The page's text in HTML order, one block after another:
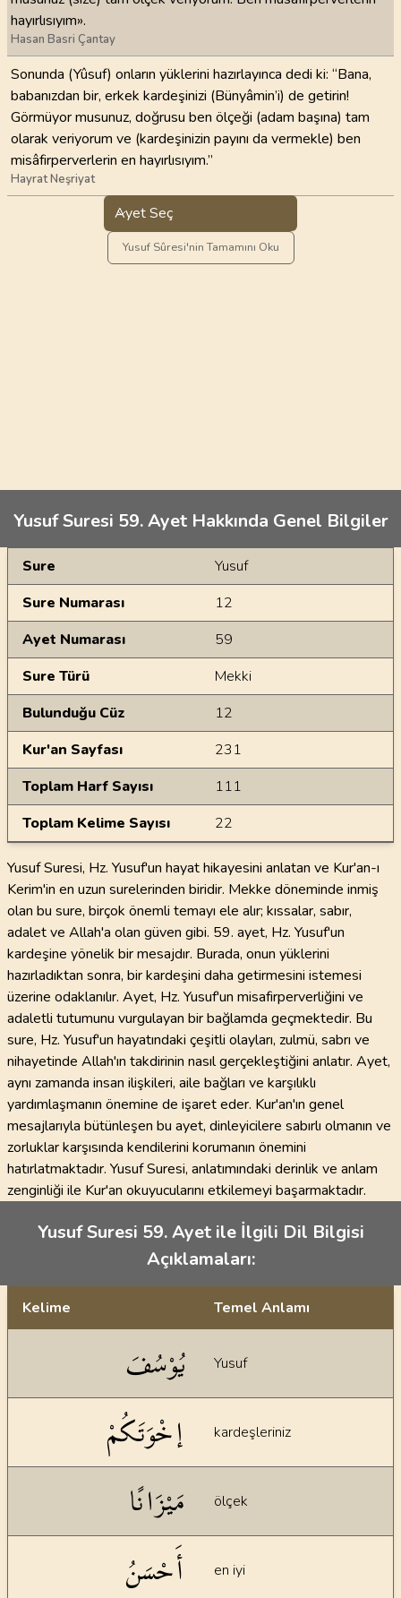
hayırlısıyım».
Hasan Basri Çantay
Sonunda (Yûsuf) onların yüklerini hazırlayınca dedi ki: “Bana,
babanızdan bir, erkek kardeşinizi (Bünyâmin’i) de getirin!
Görmüyor musunuz, doğrusu ben ölçeği (adam başına) tam
olarak veriyorum ve (kardeşinizin payını da vermekle) ben
misâfirperverlerin en hayırlısıyım.”
Hayrat Neşriyat
Ayet Seç
Yusuf Sûresi'nin Tamamını Oku
Yusuf Suresi 59. Ayet Hakkında Genel Bilgiler
Genel Bilgiler
Sure
Yusuf
Sure Numarası
12
Ayet Numarası
59
Sure Türü
Mekki
Bulunduğu Cüz
12
Kur'an Sayfası
231
Toplam Harf Sayısı
111
Toplam Kelime Sayısı
22
Yusuf Suresi, Hz. Yusuf'un hayat hikayesini anlatan ve Kur'an-ı
Kerim'in en uzun surelerinden biridir. Mekke döneminde inmiş
olan bu sure, birçok önemli temayı ele alır; kıssalar, sabır,
adalet ve Allah'a olan güven gibi. 59. ayet, Hz. Yusuf'un
kardeşine yönelik bir mesajdır. Burada, onun yüklerini
hazırladıktan sonra, bir kardeşini daha getirmesini istemesi
üzerine odaklanılır. Ayet, Hz. Yusuf'un misafirperverliğini ve
adaletli tutumunu vurgulayan bir bağlamda geçmektedir. Bu
sure, Hz. Yusuf'un hayatındaki çeşitli olayları, zulmü, sabrı ve
nihayetinde Allah'ın takdirinin nasıl gerçekleştiğini anlatır. Ayet,
aynı zamanda insan ilişkileri, aile bağları ve karşılıklı
yardımlaşmanın önemine de işaret eder. Kur'an'ın genel
mesajlarıyla bütünleşen bu ayet, dinleyicilere sabırlı olmanın ve
zorluklar karşısında kendilerini korumanın önemini
hatırlatmaktadır. Yusuf Suresi, anlatımındaki derinlik ve anlam
zenginliği ile Kur'an okuyucularını etkilemeyi başarmaktadır.
Yusuf Suresi 59. Ayet ile İlgili Dil Bilgisi
Açıklamaları:
Kelime Temel Anlamı
يُوْسُفَ Yusuf
إخْوَتَكُمْ kardeşleriniz
مَيْزَانًا ölçek
أَحْسَنُ en iyi